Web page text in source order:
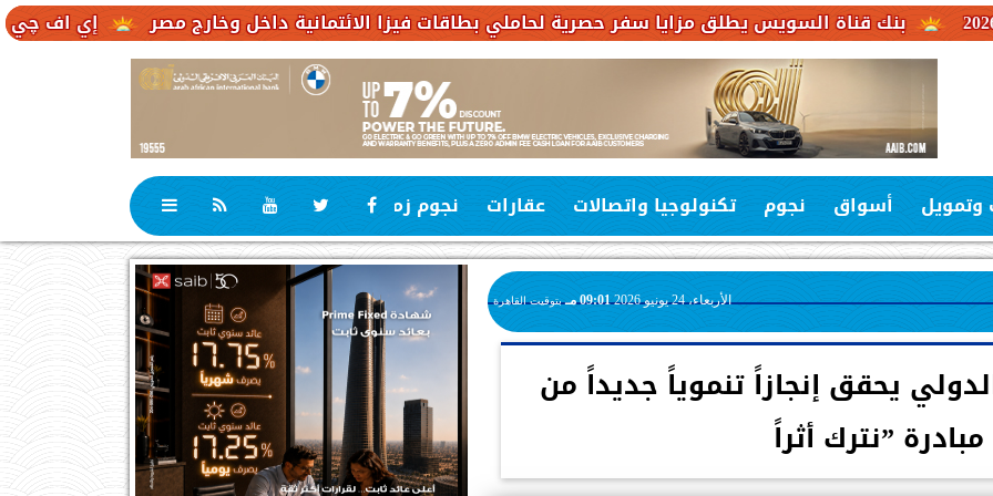
إي اف چي فاينانس السويس يطلق مزايا سفر حصرية لحاملي بطاقات فيزا الائتمانية داخل وخارج مصر
وتمويل أسواق نجوم تكنولوجيا واتصالات عقارات نجوم زمان رياضة
الأربعاء، 24 يونيو 2026 09:01 مـ بتوقيت القاهرة
يحقق إنجازاً تنموياً جديداً من
”نترك أثراً